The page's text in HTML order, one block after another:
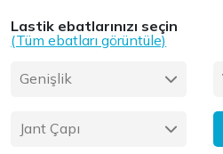
Lastik ebatlarınızı seçin
(Tüm ebatları görüntüle)
Genişlik
Jant Çapı